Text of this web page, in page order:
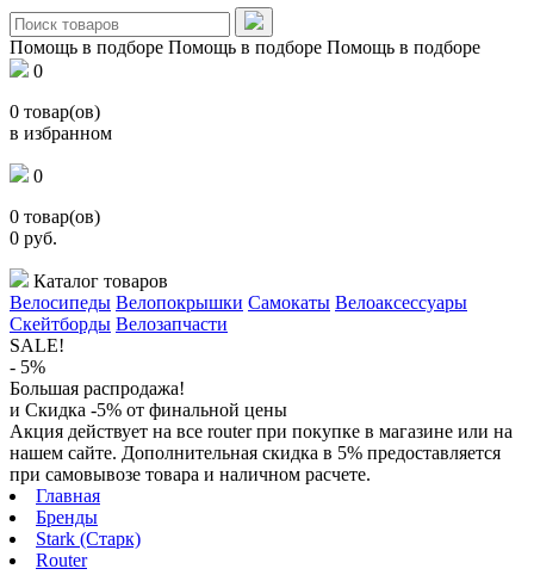
Помощь в подборе Помощь в подборе Помощь в подборе
0
0 товар(ов)
в избранном
0
0 товар(ов)
0 руб.
Каталог товаров
Велосипеды Велопокрышки Самокаты Велоаксессуары
Скейтборды Велозапчасти
SALE!
- 5%
Большая распродажа!
и Скидка -5% от финальной цены
Акция действует на все router при покупке в магазине или на
нашем сайте. Дополнительная скидка в 5% предоставляется
при самовывозе товара и наличном расчете.
Главная
Бренды
Stark (Старк)
Router